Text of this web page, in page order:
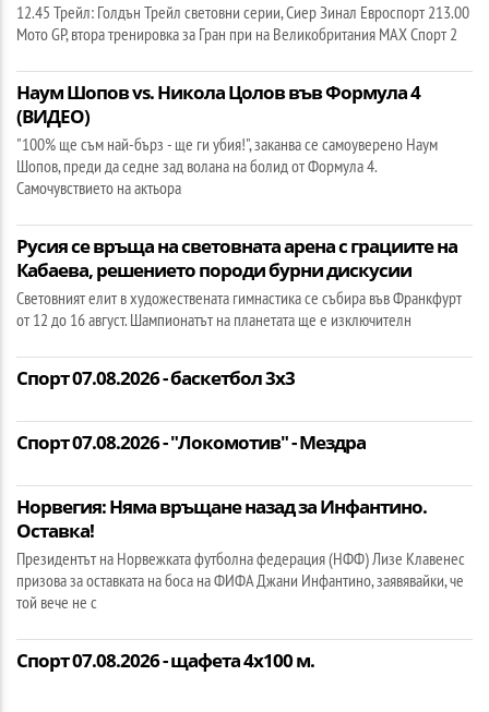
12.45 Трейл: Голдън Трейл световни серии, Сиер Зинал Евроспорт 213.00
Мото GP, втора тренировка за Гран при на Великобритания МАХ Спорт 2
Наум Шопов vs. Никола Цолов във Формула 4
(ВИДЕО)
"100% ще съм най-бърз - ще ги убия!", заканва се самоуверено Наум
Шопов, преди да седне зад волана на болид от Формула 4.
Самочувствието на актьора
Русия се връща на световната арена с грациите на
Кабаева, решението породи бурни дискусии
Световният елит в художествената гимнастика се събира във Франкфурт
от 12 до 16 август. Шампионатът на планетата ще е изключителн
Спорт 07.08.2026 - баскетбол 3х3
Спорт 07.08.2026 - "Локомотив" - Мездра
Норвегия: Няма връщане назад за Инфантино.
Оставка!
Президентът на Норвежката футболна федерация (НФФ) Лизе Клавенес
призова за оставката на боса на ФИФА Джани Инфантино, заявявайки, че
той вече не с
Спорт 07.08.2026 - щафета 4х100 м.